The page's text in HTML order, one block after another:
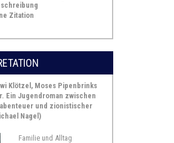
Zitation
Klötzel, Moses Pipenbrinks
Ein Jugendroman zwischen
und zionistischer
Nagel)
Familie und Alltag